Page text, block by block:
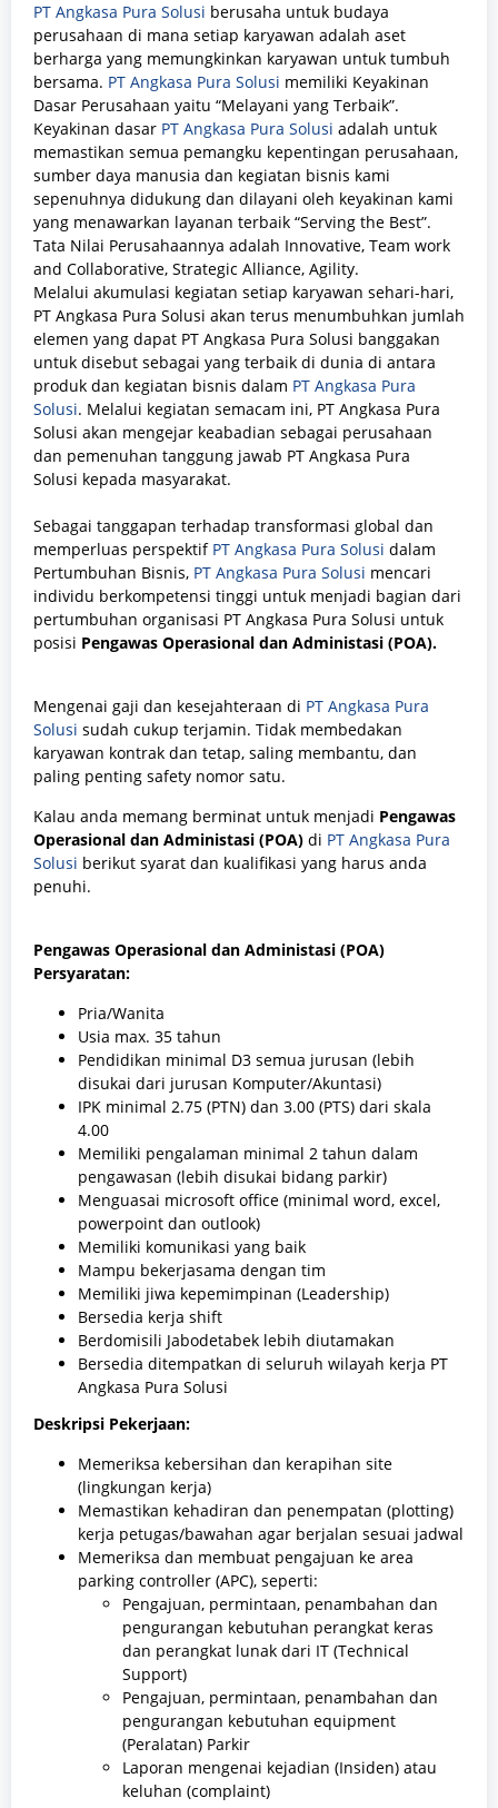
PT Angkasa Pura Solusi berusaha untuk budaya
perusahaan di mana setiap karyawan adalah aset
berharga yang memungkinkan karyawan untuk tumbuh
bersama. PT Angkasa Pura Solusi memiliki Keyakinan
Dasar Perusahaan yaitu “Melayani yang Terbaik”.
Keyakinan dasar PT Angkasa Pura Solusi adalah untuk
memastikan semua pemangku kepentingan perusahaan,
sumber daya manusia dan kegiatan bisnis kami
sepenuhnya didukung dan dilayani oleh keyakinan kami
yang menawarkan layanan terbaik “Serving the Best”.
Tata Nilai Perusahaannya adalah Innovative, Team work
and Collaborative, Strategic Alliance, Agility.
Melalui akumulasi kegiatan setiap karyawan sehari-hari,
PT Angkasa Pura Solusi akan terus menumbuhkan jumlah
elemen yang dapat PT Angkasa Pura Solusi banggakan
untuk disebut sebagai yang terbaik di dunia di antara
produk dan kegiatan bisnis dalam PT Angkasa Pura
Solusi. Melalui kegiatan semacam ini, PT Angkasa Pura
Solusi akan mengejar keabadian sebagai perusahaan
dan pemenuhan tanggung jawab PT Angkasa Pura
Solusi kepada masyarakat.
Sebagai tanggapan terhadap transformasi global dan
memperluas perspektif PT Angkasa Pura Solusi dalam
Pertumbuhan Bisnis, PT Angkasa Pura Solusi mencari
individu berkompetensi tinggi untuk menjadi bagian dari
pertumbuhan organisasi PT Angkasa Pura Solusi untuk
posisi Pengawas Operasional dan Administasi (POA).
Mengenai gaji dan kesejahteraan di PT Angkasa Pura
Solusi sudah cukup terjamin. Tidak membedakan
karyawan kontrak dan tetap, saling membantu, dan
paling penting safety nomor satu.
Kalau anda memang berminat untuk menjadi Pengawas
Operasional dan Administasi (POA) di PT Angkasa Pura
Solusi berikut syarat dan kualifikasi yang harus anda
penuhi.
Pengawas Operasional dan Administasi (POA)
Persyaratan:
Pria/Wanita
Usia max. 35 tahun
Pendidikan minimal D3 semua jurusan (lebih
disukai dari jurusan Komputer/Akuntasi)
IPK minimal 2.75 (PTN) dan 3.00 (PTS) dari skala
4.00
Memiliki pengalaman minimal 2 tahun dalam
pengawasan (lebih disukai bidang parkir)
Menguasai microsoft office (minimal word, excel,
powerpoint dan outlook)
Memiliki komunikasi yang baik
Mampu bekerjasama dengan tim
Memiliki jiwa kepemimpinan (Leadership)
Bersedia kerja shift
Berdomisili Jabodetabek lebih diutamakan
Bersedia ditempatkan di seluruh wilayah kerja PT
Angkasa Pura Solusi
Deskripsi Pekerjaan:
Memeriksa kebersihan dan kerapihan site
(lingkungan kerja)
Memastikan kehadiran dan penempatan (plotting)
kerja petugas/bawahan agar berjalan sesuai jadwal
Memeriksa dan membuat pengajuan ke area
parking controller (APC), seperti:
Pengajuan, permintaan, penambahan dan
pengurangan kebutuhan perangkat keras
dan perangkat lunak dari IT (Technical
Support)
Pengajuan, permintaan, penambahan dan
pengurangan kebutuhan equipment
(Peralatan) Parkir
Laporan mengenai kejadian (Insiden) atau
keluhan (complaint)